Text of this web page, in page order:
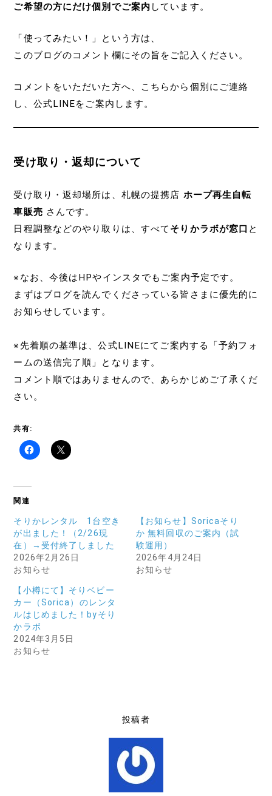
ご希望の方にだけ個別でご案内 しています。
「使ってみたい！」という方は、
このブログのコメント欄にその旨をご記入ください。
コメントをいただいた方へ、こちらから個別にご連絡
し、公式LINEをご案内します。
受け取り・返却について
受け取り・返却場所は、札幌の提携店 ホープ再生自転
車販売 さんです。
日程調整などのやり取りは、すべて そりかラボが窓口 と
なります。
※なお、今後はHPやインスタでもご案内予定です。
まずはブログを読んでくださっている皆さまに優先的に
お知らせしています。
※先着順の基準は、公式LINEにてご案内する「予約フォ
ームの送信完了順」となります。
コメント順ではありませんので、あらかじめご了承くだ
さい。
共有:
関連
そりかレンタル 1台空き
が出ました！（2/26現
在）→受付終了しました
2026年2月26日
お知らせ
【お知らせ】Soricaそり
か 無料回収のご案内（試
験運用）
2026年4月24日
お知らせ
【小樽にて】そりベビー
カー（Sorica）のレンタ
ルはじめました！byそり
かラボ
2024年3月5日
お知らせ
投稿者